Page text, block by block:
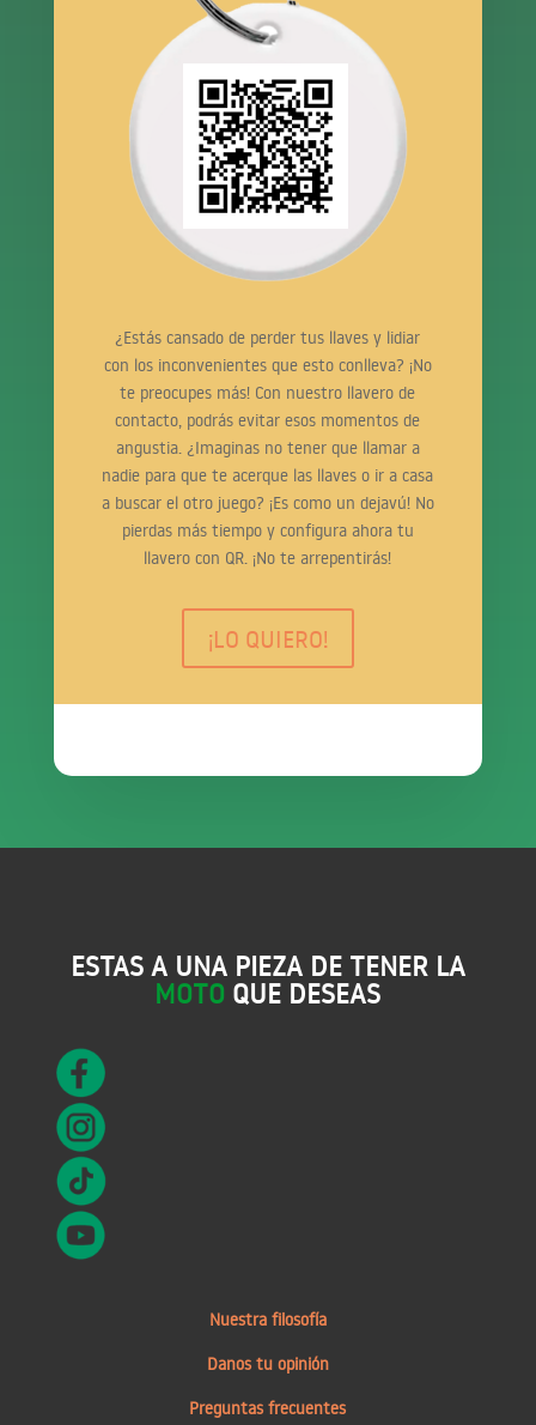
¿Estás cansado de perder tus llaves y lidiar
con los inconvenientes que esto conlleva? ¡No
te preocupes más! Con nuestro llavero de
contacto, podrás evitar esos momentos de
angustia. ¿Imaginas no tener que llamar a
nadie para que te acerque las llaves o ir a casa
a buscar el otro juego? ¡Es como un dejavú! No
pierdas más tiempo y configura ahora tu
llavero con QR. ¡No te arrepentirás!
¡LO QUIERO!
ESTAS A UNA PIEZA DE TENER LA
MOTO QUE DESEAS
Nuestra filosofía
Danos tu opinión
Preguntas frecuentes